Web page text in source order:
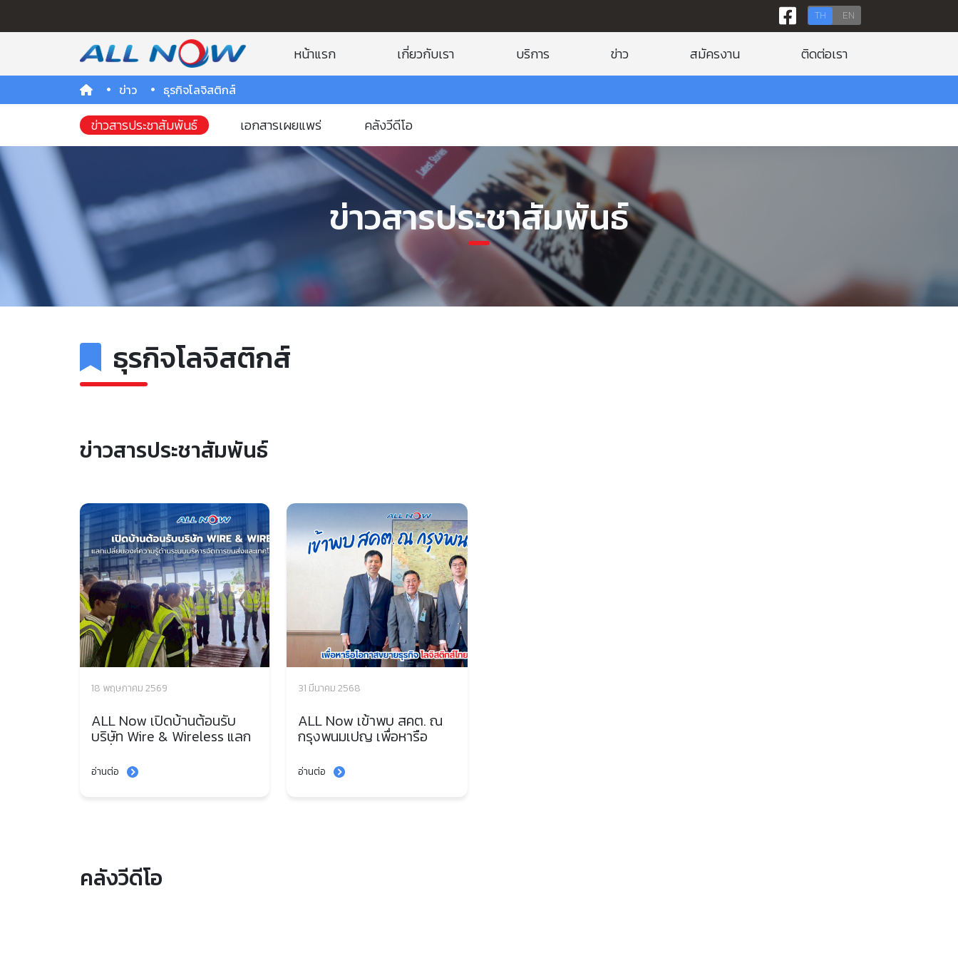
TH EN
หน้าแรก เกี่ยวกับเรา บริการ ข่าว สมัครงาน ติดต่อเรา
ข่าว ธุรกิจโลจิสติกส์
ข่าวสารประชาสัมพันธ์ เอกสารเผยแพร่ คลังวีดีโอ
ข่าวสารประชาสัมพันธ์
ธุรกิจโลจิสติกส์
ข่าวสารประชาสัมพันธ์
18 พฤษภาคม 2569
ALL Now เปิดบ้านต้อนรับ
บริษัท Wire & Wireless แลก
เปลี่ยนองค์ความรู้ด้านระบบ
บริหารจัดการขนส่งและ
เทคโนโลยีโลจิสติกส์
อ่านต่อ
31 มีนาคม 2568
ALL Now เข้าพบ สคต. ณ
กรุงพนมเปญ เพื่อหารือ
โอกาสขยายธุรกิจโลจิสติกส์
ไทย-กัมพูชา
อ่านต่อ
คลังวีดีโอ